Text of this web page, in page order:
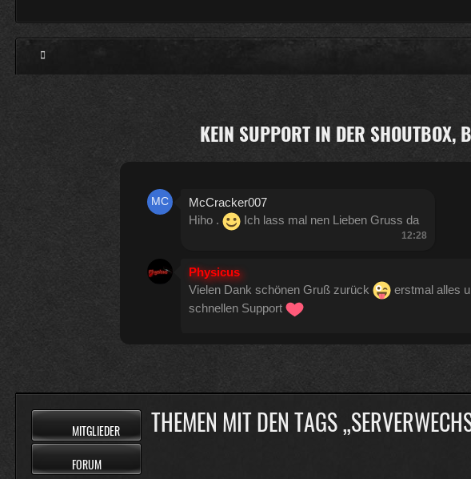
KEIN SUPPORT IN DER SHOUTBOX,
McCracker007
Hiho .
Ich lass mal nen Lieben Gruss da
12:28
Physicus
Vielen Dank schönen Gruß zurück
erstmal alles
schnellen Support
13:47
McCracker007
Kratze gerade
MITGLIEDER
FORUM
THEMEN MIT DEN TAGS